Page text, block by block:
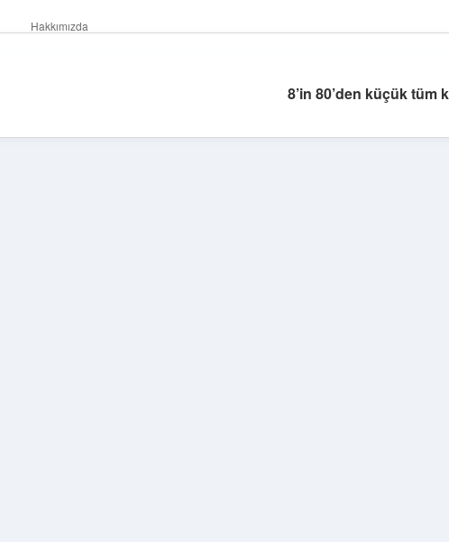
Hakkımızda
8’in 80’den küçük tüm